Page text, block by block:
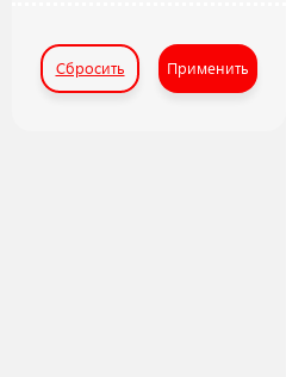
Сбросить Применить